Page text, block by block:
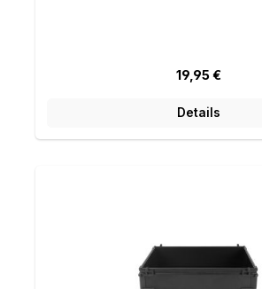
Regulärer Preis:
19,95 €
Details